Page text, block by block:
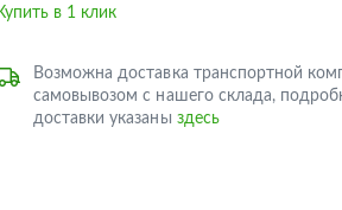
в 1 клик
Возможна доставка транспортной
самовывозом с нашего склада,
доставки указаны здесь